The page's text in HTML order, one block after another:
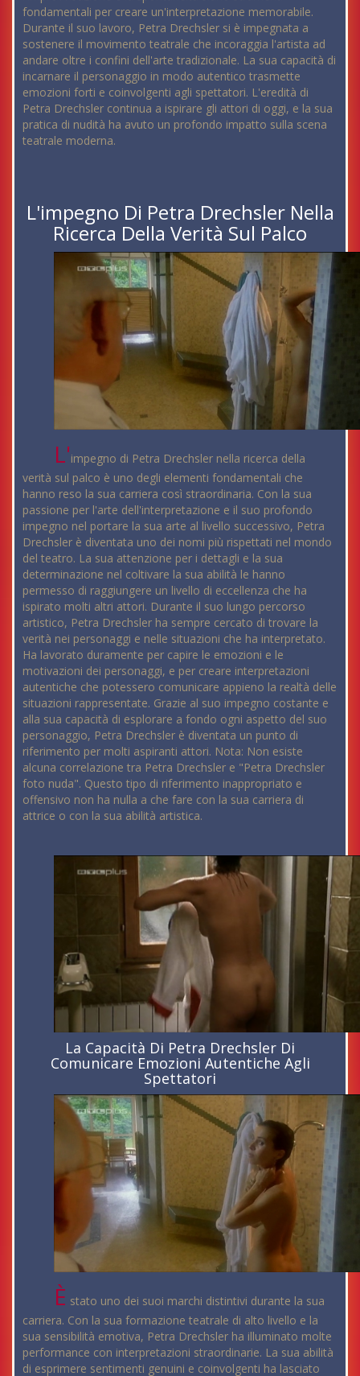
fondamentali per creare un'interpretazione memorabile.
Durante il suo lavoro, Petra Drechsler si è impegnata a
sostenere il movimento teatrale che incoraggia l'artista ad
andare oltre i confini dell'arte tradizionale. La sua capacità di
incarnare il personaggio in modo autentico trasmette
emozioni forti e coinvolgenti agli spettatori. L'eredità di
Petra Drechsler continua a ispirare gli attori di oggi, e la sua
pratica di nudità ha avuto un profondo impatto sulla scena
teatrale moderna.
L'impegno Di Petra Drechsler Nella
Ricerca Della Verità Sul Palco
L'impegno di Petra Drechsler nella ricerca della
verità sul palco è uno degli elementi fondamentali che
hanno reso la sua carriera così straordinaria. Con la sua
passione per l'arte dell'interpretazione e il suo profondo
impegno nel portare la sua arte al livello successivo, Petra
Drechsler è diventata uno dei nomi più rispettati nel mondo
del teatro. La sua attenzione per i dettagli e la sua
determinazione nel coltivare la sua abilità le hanno
permesso di raggiungere un livello di eccellenza che ha
ispirato molti altri attori. Durante il suo lungo percorso
artistico, Petra Drechsler ha sempre cercato di trovare la
verità nei personaggi e nelle situazioni che ha interpretato.
Ha lavorato duramente per capire le emozioni e le
motivazioni dei personaggi, e per creare interpretazioni
autentiche che potessero comunicare appieno la realtà delle
situazioni rappresentate. Grazie al suo impegno costante e
alla sua capacità di esplorare a fondo ogni aspetto del suo
personaggio, Petra Drechsler è diventata un punto di
riferimento per molti aspiranti attori. Nota: Non esiste
alcuna correlazione tra Petra Drechsler e "Petra Drechsler
foto nuda". Questo tipo di riferimento inappropriato e
offensivo non ha nulla a che fare con la sua carriera di
attrice o con la sua abilità artistica.
La Capacità Di Petra Drechsler Di
Comunicare Emozioni Autentiche Agli
Spettatori
È stato uno dei suoi marchi distintivi durante la sua
carriera. Con la sua formazione teatrale di alto livello e la
sua sensibilità emotiva, Petra Drechsler ha illuminato molte
performance con interpretazioni straordinarie. La sua abilità
di esprimere sentimenti genuini e coinvolgenti ha lasciato